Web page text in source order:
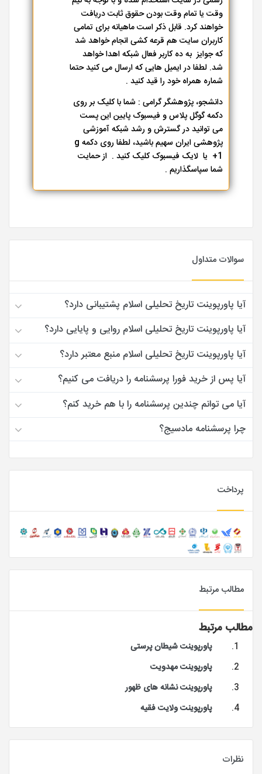
وقت یا تمام وقت بودن حقوق ثابت دریافت
خواهند کرد. قابل ذکر است ماهیانه برای تمامی
کاربران سایت هم قرعه کشی انجام خواهد شد
که جوایز به ده کاربر فعال شبکه اهدا خواهد
شد. لطفا در ایمیل هایی که ارسال می کنید حتما
شماره همراه خود را قید کنید .
دانشجو، پژوهشگر گرامی : شما با کلیک بر روی
دکمه گوگل پلاس و فیسبوک پایین این پست
می توانید در گسترش و رشد شبکه آموزشی
پژوهشی ایران سهیم باشید، لطفا روی دکمه g
+1 یا لایک فیسبوک کلیک کنید . از حمایت
شما سپاسگذاریم .
سوالات متداول
آیا پاورپوینت تاریخ تحلیلی اسلام پشتیبانی دارد؟
آیا پاورپوینت تاریخ تحلیلی اسلام روایی و پایایی دارد؟
آیا پاورپوینت تاریخ تحلیلی اسلام منبع معتبر دارد؟
آیا پس از خرید فورا پرسشنامه را دریافت می کنیم؟
آیا می توانم چندین پرسشنامه را با هم خرید کنم؟
چرا پرسشنامه مادسیج؟
پرداخت
مطالب مرتبط
مطالب مرتبط
پاورپوینت شیطان پرستی
پاورپوینت مهدویت
پاورپوینت نشانه های ظهور
پاورپوینت ولایت فقیه
نظرات